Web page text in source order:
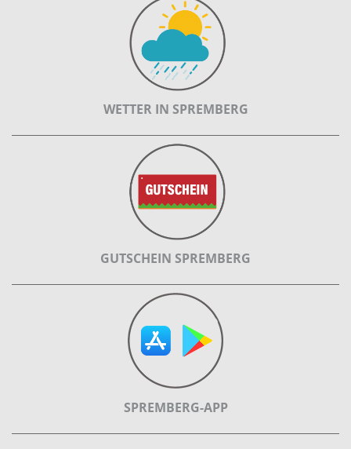
WETTER IN SPREMBERG
GUTSCHEIN SPREMBERG
SPREMBERG-APP